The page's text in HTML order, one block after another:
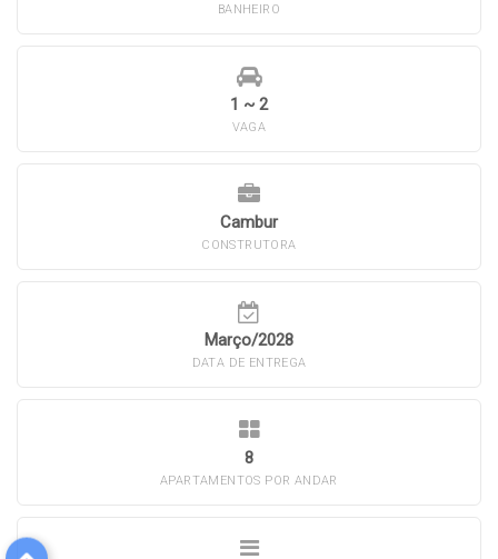
BANHEIRO
1 ~ 2
VAGA
Cambur
CONSTRUTORA
Março/2028
DATA DE ENTREGA
8
APARTAMENTOS POR ANDAR